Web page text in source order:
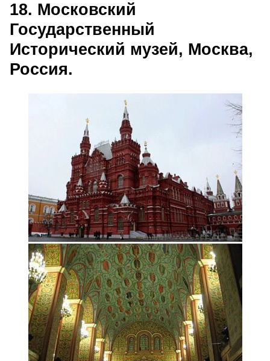
18. Московский
Государственный
Исторический музей, Москва,
Россия.